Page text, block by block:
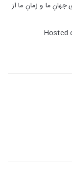
ما و زمانِ ما از
Hosted